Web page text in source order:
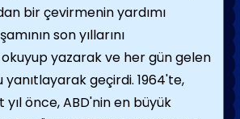
bir çevirmenin yardımı
son yıllarını
yazarak ve her gün gelen
geçirdi. 1964'te,
önce, ABD'nin en büyük